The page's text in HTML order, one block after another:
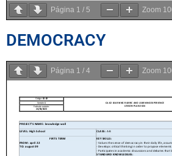
Página 1 / 5 Zoom
DEMOCRACY
Página 1 / 4 Zoom